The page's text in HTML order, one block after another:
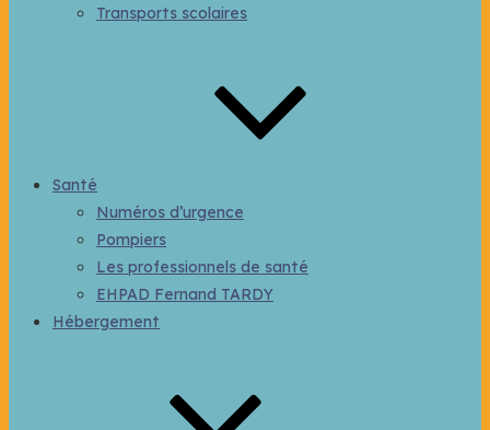
Transports scolaires
Santé
Numéros d’urgence
Pompiers
Les professionnels de santé
EHPAD Fernand TARDY
Hébergement